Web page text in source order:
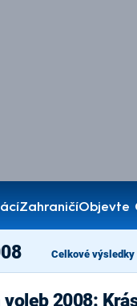
ZahraničíObjevte
Celkové výsledky
2008: